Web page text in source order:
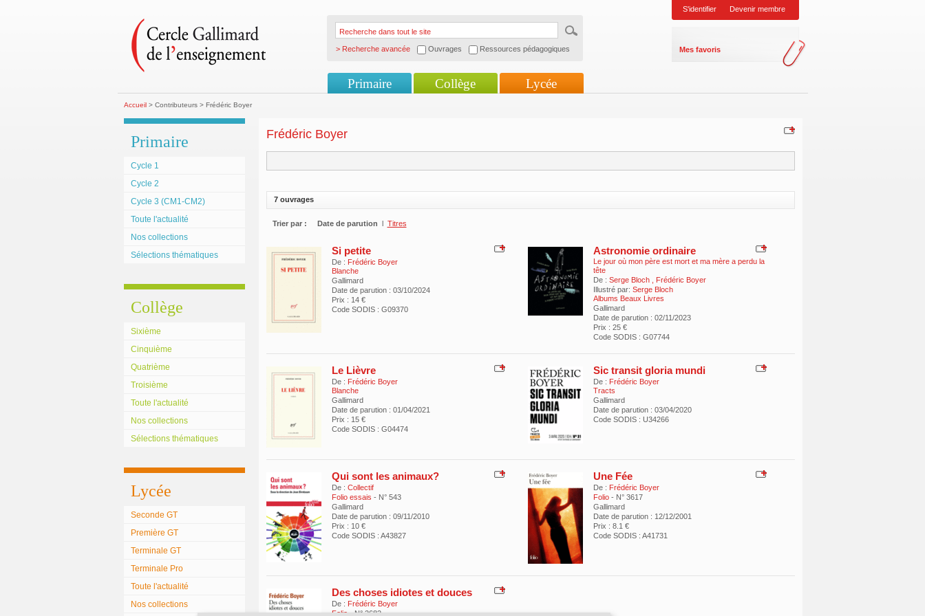
> Recherche avancée Ouvrages Ressources pédagogiques
S'identifier Devenir membre
Mes favoris
Primaire Collège Lycée
Accueil> Contributeurs > Frédéric Boyer
Primaire
Cycle 1
Cycle 2
Cycle 3 (CM1-CM2)
Toute l'actualité
Nos collections
Sélections thématiques
Collège
Sixième
Cinquième
Quatrième
Troisième
Toute l'actualité
Nos collections
Sélections thématiques
Lycée
Seconde GT
Première GT
Terminale GT
Terminale Pro
Toute l'actualité
Nos collections
Frédéric Boyer
7 ouvrages
Trier par : Date de parution l Titres
Si petite
De : Frédéric Boyer
Blanche
Gallimard
Date de parution : 03/10/2024
Prix : 14 €
Code SODIS : G09370
Astronomie ordinaire
Le jour où mon père est mort et ma mère a perdu la
tête
De : Serge Bloch
Frédéric Boyer
Illustré par: Serge Bloch
Albums Beaux Livres
Gallimard
Date de parution : 02/11/2023
Prix : 25 €
Code SODIS : G07744
Le Lièvre
De : Frédéric Boyer
Blanche
Gallimard
Date de parution : 01/04/2021
Prix : 15 €
Code SODIS : G04474
Sic transit gloria mundi
De : Frédéric Boyer
Tracts
Gallimard
Date de parution : 03/04/2020
Code SODIS : U34266
Qui sont les animaux?
De : Collectif
Folio essais - N° 543
Gallimard
Date de parution : 09/11/2010
Prix : 10 €
Code SODIS : A43827
Une Fée
De : Frédéric Boyer
Folio - N° 3617
Gallimard
Date de parution : 12/12/2001
Prix : 8.1 €
Code SODIS : A41731
Des choses idiotes et douces
De : Frédéric Boyer
Folio- N° 2682